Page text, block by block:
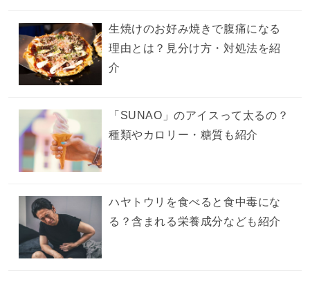
生焼けのお好み焼きで腹痛になる
理由とは？見分け方・対処法を紹
介
「SUNAO」のアイスって太るの？
種類やカロリー・糖質も紹介
ハヤトウリを食べると食中毒にな
る？含まれる栄養成分なども紹介